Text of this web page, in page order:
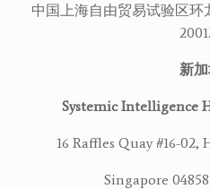
中国上海自由贸易试验区环
新
Systemic Intelligence
16 Raffles Quay #16-
Singapore